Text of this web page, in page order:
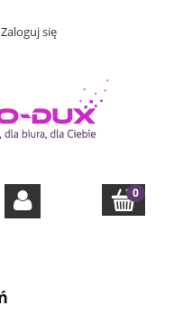
Zaloguj się